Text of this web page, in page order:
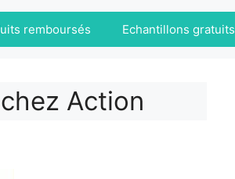
remboursés Echantillons gratuits
Action